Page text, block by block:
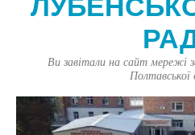
Ви завітали на сайт мережі
Полтавської